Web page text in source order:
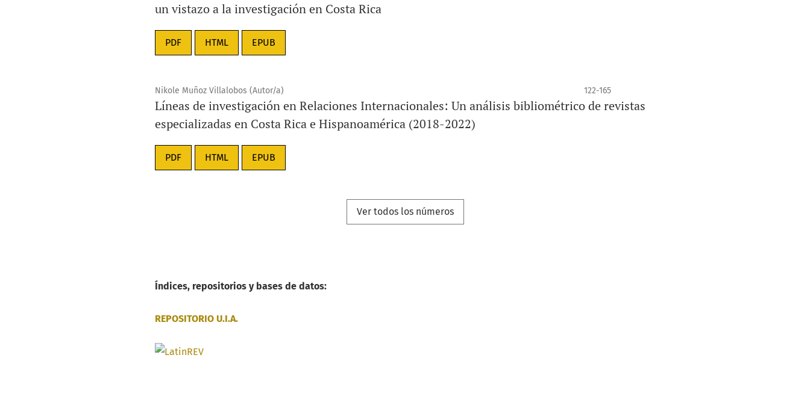
un vistazo a la investigación en Costa Rica
PDF HTML EPUB
Nikole Muñoz Villalobos (Autor/a) 122-165
Líneas de investigación en Relaciones Internacionales: Un análisis bibliométrico de revistas
especializadas en Costa Rica e Hispanoamérica (2018-2022)
PDF HTML EPUB
Ver todos los números
Índices, repositorios y bases de datos:
REPOSITORIO U.I.A.